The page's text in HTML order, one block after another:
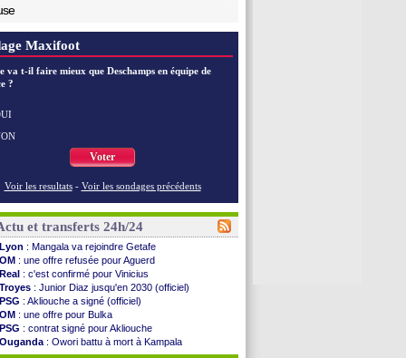
Maxifoot
va t-il faire mieux que Deschamps en équipe de
?
Voter
Voir les resultats - Voir les sondages précédents
et transferts 24h/24
Lyon : Mangala va rejoindre Getafe
OM : une offre refusée pour Aguerd
Real : c'est confirmé pour Vinicius
Troyes : Junior Diaz jusqu'en 2030 (officiel)
PSG : Akliouche a signé (officiel)
OM : une offre pour Bulka
PSG : contrat signé pour Akliouche
Ouganda : Owori battu à mort à Kampala
Arsenal: Arteta veut créer une dynastie